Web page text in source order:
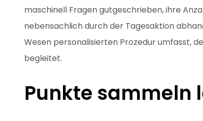
maschinell Fragen gutgeschrieben, ihre
nebensachlich durch der Tagesaktion
Wesen personalisierten Prozedur umfasst,
begleitet.
Punkte